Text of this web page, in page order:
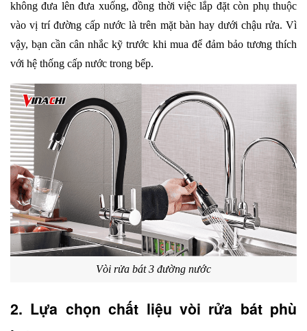
không đưa lên đưa xuống, đồng thời việc lắp đặt còn phụ thuộc
vào vị trí đường cấp nước là trên mặt bàn hay dưới chậu rửa. Vì
vậy, bạn cần cân nhắc kỹ trước khi mua để đảm bảo tương thích
với hệ thống cấp nước trong bếp.
Vòi rửa bát 3 đường nước
2. Lựa chọn chất liệu vòi rửa bát phù